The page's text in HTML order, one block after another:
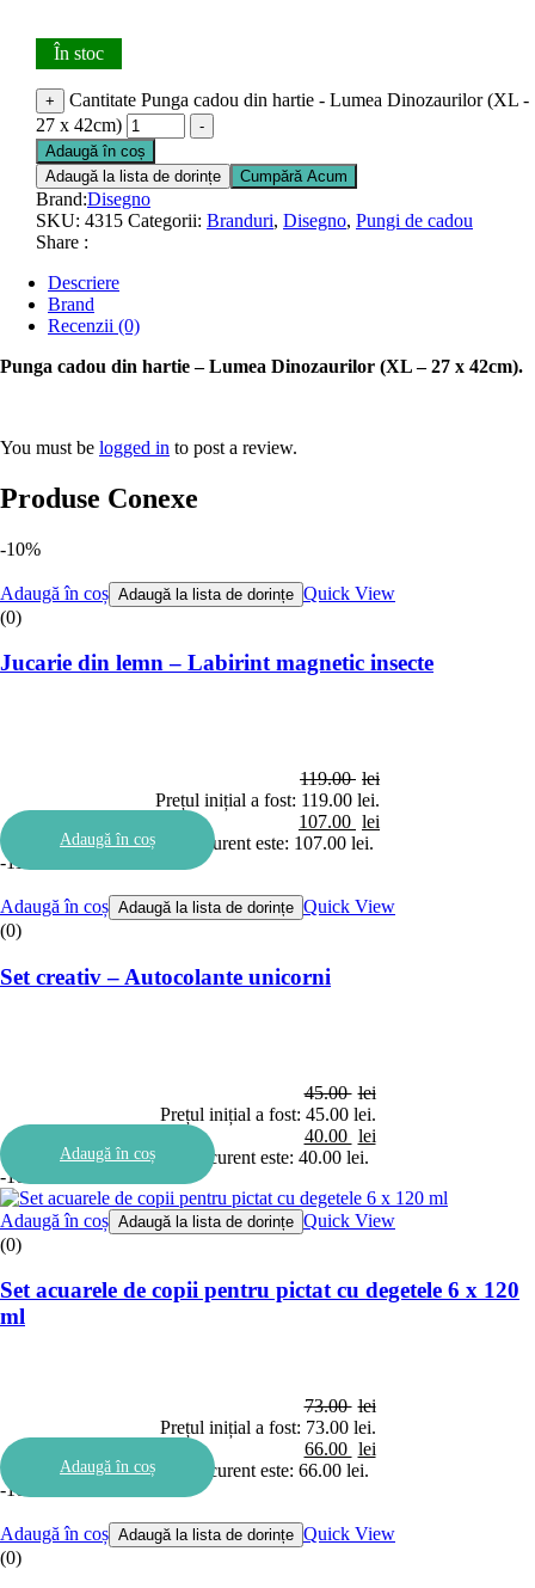
În stoc
+
Cantitate Punga cadou din hartie - Lumea Dinozaurilor (XL -
27 x 42cm)
-
Adaugă în coș
Adaugă la lista de dorințe
Cumpără Acum
Brand:Disegno
SKU: 4315 Categorii: Branduri, Disegno, Pungi de cadou
Share :
Descriere
Brand
Recenzii (0)
Punga cadou din hartie – Lumea Dinozaurilor (XL – 27 x 42cm).
You must be logged in to post a review.
Produse Conexe
-10%
Adaugă în coș Adaugă la lista de dorințe Quick View
(0)
Jucarie din lemn – Labirint magnetic insecte
119.00 lei
Prețul inițial a fost: 119.00 lei.
107.00 lei
Prețul curent este: 107.00 lei.
Adaugă în coș
-11%
Adaugă în coș Adaugă la lista de dorințe Quick View
(0)
Set creativ – Autocolante unicorni
45.00 lei
Prețul inițial a fost: 45.00 lei.
40.00 lei
Prețul curent este: 40.00 lei.
Adaugă în coș
-10%
Adaugă în coș Adaugă la lista de dorințe Quick View
(0)
Set acuarele de copii pentru pictat cu degetele 6 x 120
ml
73.00 lei
Prețul inițial a fost: 73.00 lei.
66.00 lei
Prețul curent este: 66.00 lei.
Adaugă în coș
-10%
Adaugă în coș Adaugă la lista de dorințe Quick View
(0)